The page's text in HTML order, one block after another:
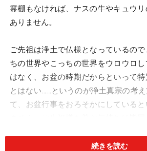
霊棚もなければ、ナスの牛やキュウ
ありません。
ご先祖は浄土で仏様となっているの
ちの世界やこっちの世界をウロウロ
はなく、お盆の時期だからといって
とはない……というのが浄土真宗の考
て、お盆行事をおろそかにしている
続きを読む